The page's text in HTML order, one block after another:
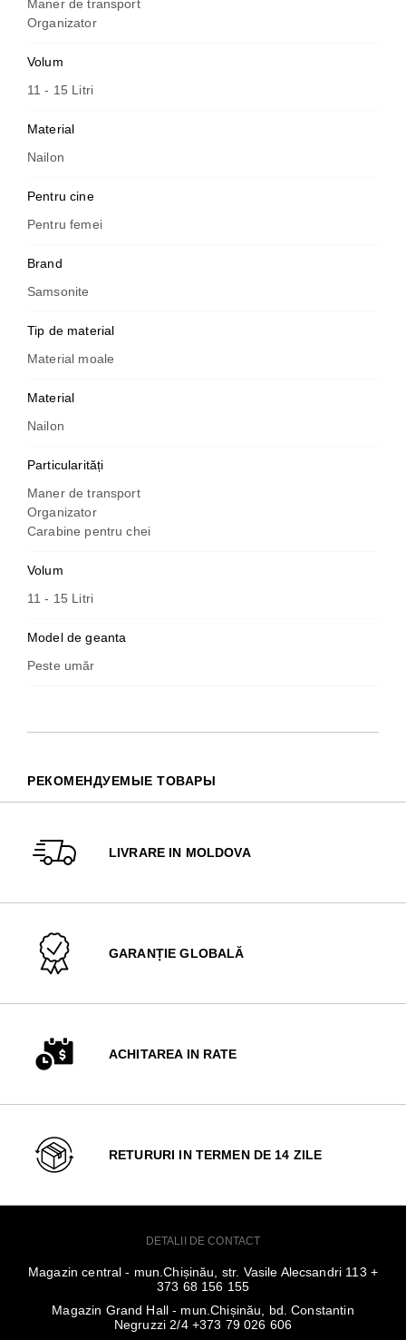
Maner de transport
Organizator
Volum
11 - 15 Litri
Material
Nailon
Pentru cine
Pentru femei
Brand
Samsonite
Tip de material
Material moale
Material
Nailon
Particularități
Maner de transport
Organizator
Carabine pentru chei
Volum
11 - 15 Litri
Model de geanta
Peste umăr
РЕКОМЕНДУЕМЫЕ ТОВАРЫ
LIVRARE IN MOLDOVA
GARANȚIE GLOBALĂ
ACHITAREA IN RATE
RETURURI IN TERMEN DE 14 ZILE
DETALII DE CONTACT
Magazin central - mun.Chișinău, str. Vasile Alecsandri 113 +
373 68 156 155
Magazin Grand Hall - mun.Chișinău, bd. Constantin
Negruzzi 2/4 +373 79 026 606